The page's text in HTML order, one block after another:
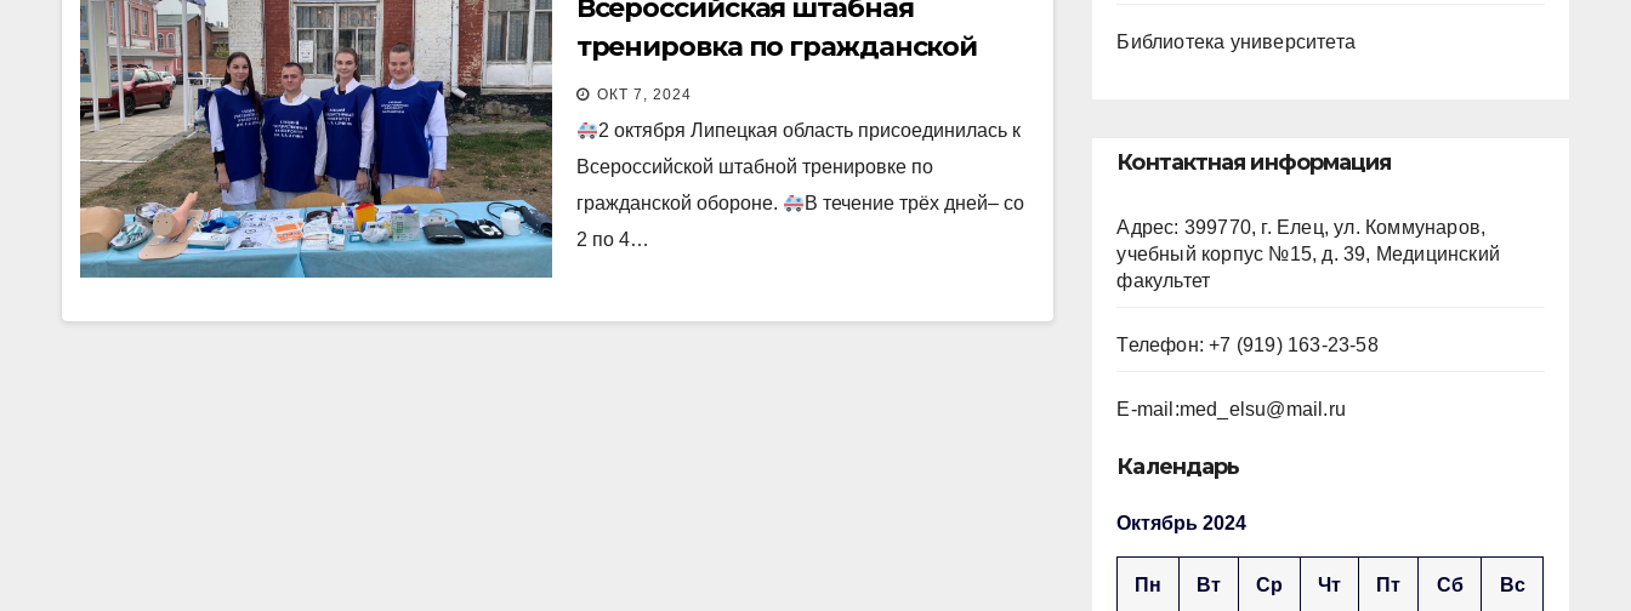
Всероссийская штабная
тренировка по гражданской
обороне
ОКТ 7, 2024
2 октября Липецкая область присоединилась к
Всероссийской штабной тренировке по
гражданской обороне.
В течение трёх дней– со
2 по 4…
Библиотека университета
Контактная информация
Адрес: 399770, г. Елец, ул. Коммунаров,
учебный корпус №15, д. 39, Медицинский
факультет
Телефон: +7 (919) 163-23-58
E-mail:med_elsu@mail.ru
Календарь
Октябрь 2024
Пн Вт Ср Чт Пт Сб Вс